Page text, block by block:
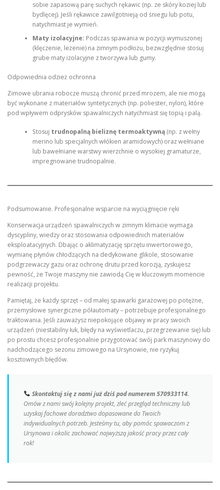
sobie zapasową parę suchych rękawic (np. ze skóry koziej lub
bydlęcej). Jeśli rękawice zawilgotnieją od śniegu lub potu,
natychmiast je wymień.
Maty izolacyjne: Podczas spawania w pozycji wymuszonej
(klęczenie, leżenie) na zimnym podłożu, bezwzględnie stosuj
grube maty izolacyjne z tworzywa lub gumy.
Odpowiednia odzież ochronna
Zimowe ubrania robocze muszą chronić przed mrozem, ale nie mogą
być wykonane z materiałów syntetycznych (np. poliester, nylon), które
pod wpływem odprysków spawalniczych natychmiast się topią i palą.
Stosuj trudnopalną bieliznę termoaktywną(np. z wełny
merino lub specjalnych włókien aramidowych) oraz wełniane
lub bawełniane warstwy wierzchnie o wysokiej gramaturze,
impregnowane trudnopalnie.
Podsumowanie. Profesjonalne wsparcie na wyciągnięcie ręki
Konserwacja urządzeń spawalniczych w zimnym klimacie wymaga
dyscypliny, wiedzy oraz stosowania odpowiednich materiałów
eksploatacyjnych. Dbając o aklimatyzację sprzętu inwertorowego,
wymianę płynów chłodzących na dedykowane glikole, stosowanie
podgrzewaczy gazu oraz ochronę drutu przed korozją, zyskujesz
pewność, że Twoje maszyny nie zawiodą Cię w kluczowym momencie
realizacji projektu.
Pamiętaj, że każdy sprzęt – od małej spawarki garażowej po potężne,
przemysłowe synergiczne półautomaty – potrzebuje profesjonalnego
traktowania. Jeśli zauważysz niepokojące objawy w pracy swoich
urządzeń (niestabilny łuk, błędy na wyświetlaczu, przegrzewanie się) lub
po prostu chcesz profesjonalnie przygotować swój park maszynowy do
nadchodzącego sezonu zimowego na Ursynowie, nie ryzykuj
kosztownych błędów.
Skontaktuj się z nami już dziś pod numerem 570933114.
Omów z nami swój kolejny projekt, zleć przegląd techniczny lub
uzyskaj fachowe doradztwo dopasowane do Twoich
indywidualnych potrzeb. Jesteśmy tu, aby pomóc spawaczom z
Ursynowa i okolic zachować najwyższą jakość pracy przez cały
rok!